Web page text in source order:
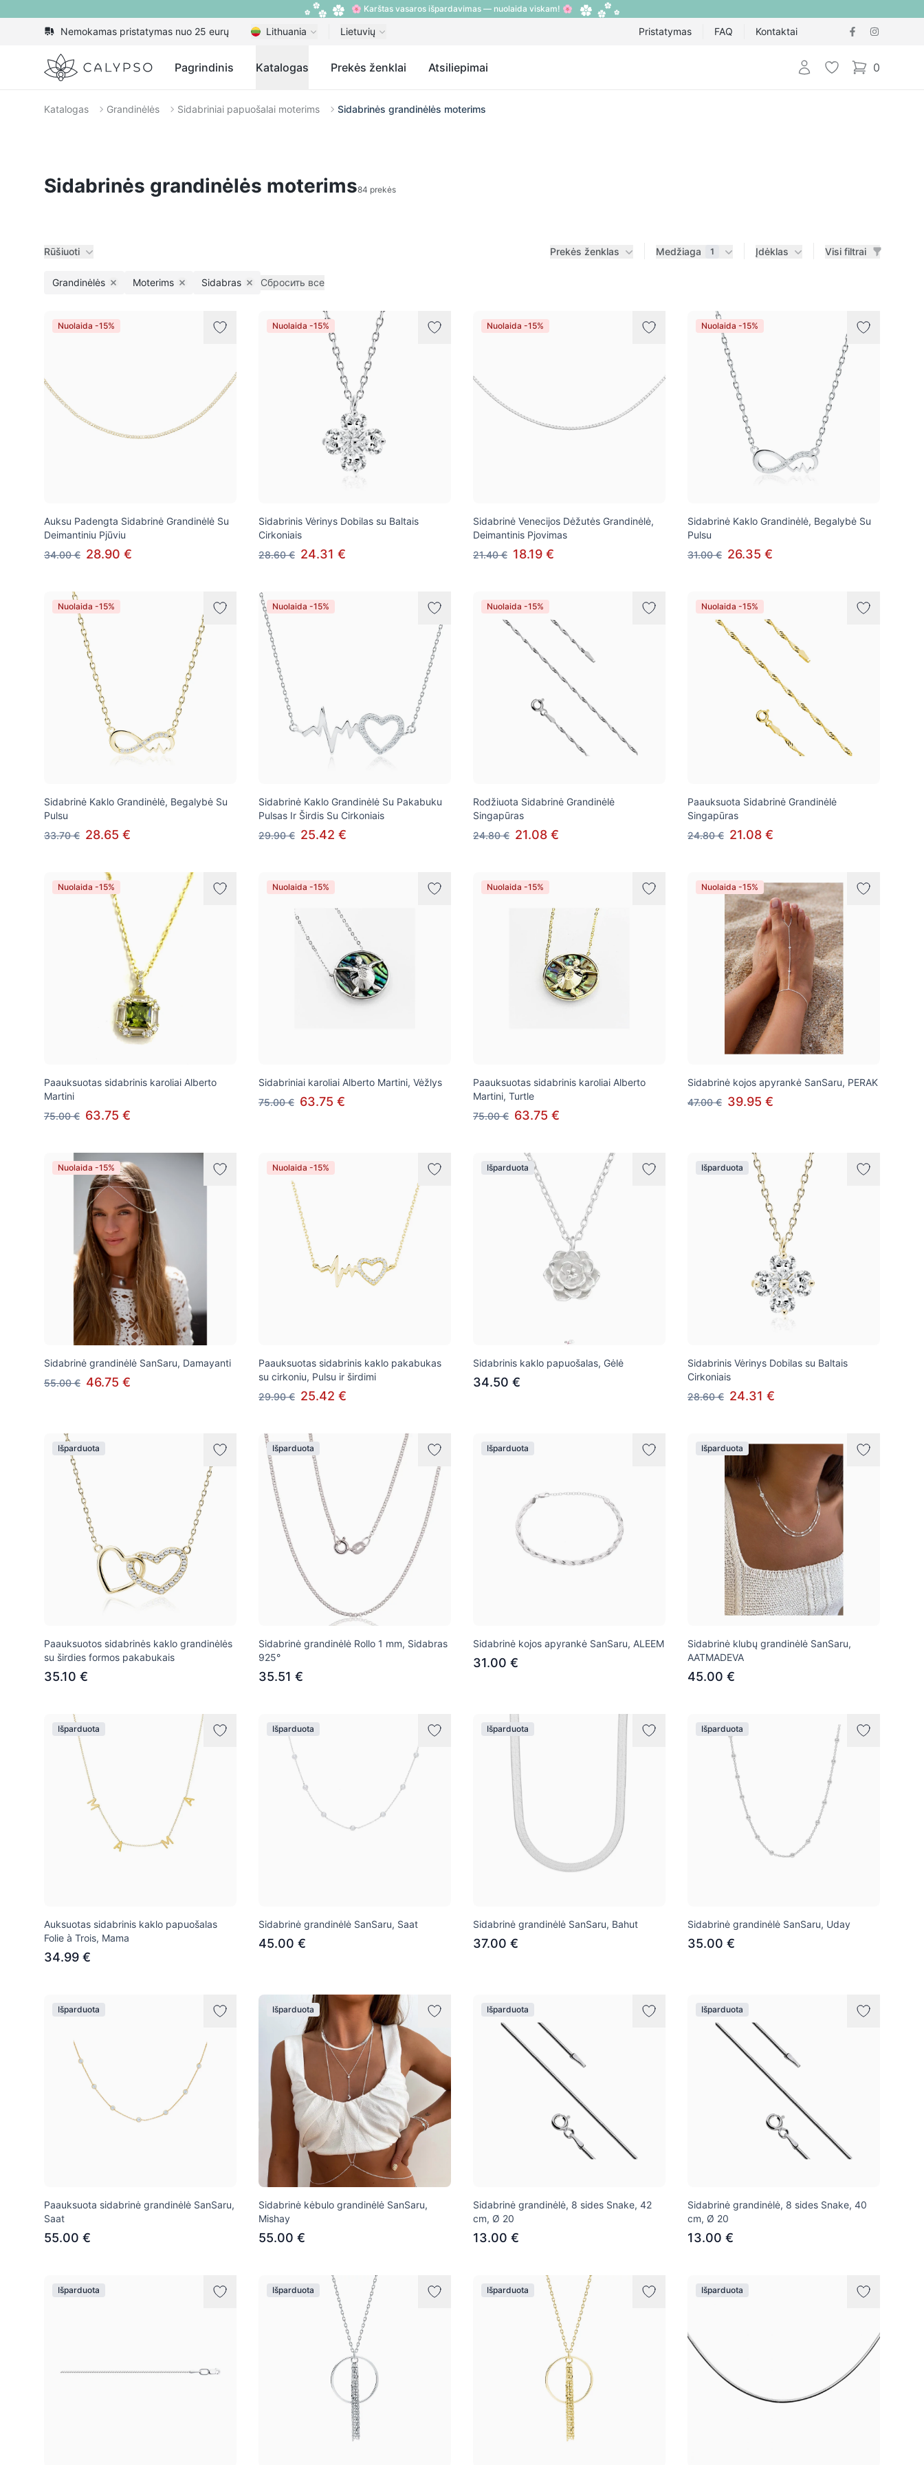
🌸 Karštas vasaros išpardavimas — nuolaida viskam! 🌸
Nemokamas pristatymas nuo 25 eurų Lithuania Lietuvių Pristatymas FAQ Kontaktai
Calypso Pagrindinis Katalogas Prekės ženklai Atsiliepimai PrisijungtiPageidavimų
0
items in cart,
Katalogas Grandinėlės Sidabriniai papuošalai moterims Sidabrinės grandinėlės moterims
Sidabrinės grandinėlės moterims84 prekės
Rūšiuoti Prekės ženklas Medžiaga 1 Įdėklas Visi filtrai
Grandinėlės Remove filter
Moterims Remove filter
Sidabras Remove filter
Сбросить все
Prekės
Nuolaida -15%
Auksu Padengta Sidabrinė Grandinėlė Su
Deimantiniu Pjūviu
34.00 € 28.90 €
Nuolaida -15%
Sidabrinis Vėrinys Dobilas su Baltais
Cirkoniais
28.60 € 24.31 €
Nuolaida -15%
Sidabrinė Venecijos Dėžutės Grandinėlė,
Deimantinis Pjovimas
21.40 € 18.19 €
Nuolaida -15%
Sidabrinė Kaklo Grandinėlė, Begalybė Su
Pulsu
31.00 € 26.35 €
Nuolaida -15%
Sidabrinė Kaklo Grandinėlė, Begalybė Su
Pulsu
33.70 € 28.65 €
Nuolaida -15%
Sidabrinė Kaklo Grandinėlė Su Pakabuku
Pulsas Ir Širdis Su Cirkoniais
29.90 € 25.42 €
Nuolaida -15%
Rodžiuota Sidabrinė Grandinėlė
Singapūras
24.80 € 21.08 €
Nuolaida -15%
Paauksuota Sidabrinė Grandinėlė
Singapūras
24.80 € 21.08 €
Nuolaida -15%
Paauksuotas sidabrinis karoliai Alberto
Martini
75.00 € 63.75 €
Nuolaida -15%
Sidabriniai karoliai Alberto Martini, Vėžlys
75.00 € 63.75 €
Nuolaida -15%
Paauksuotas sidabrinis karoliai Alberto
Martini, Turtle
75.00 € 63.75 €
Nuolaida -15%
Sidabrinė kojos apyrankė SanSaru, PERAK
47.00 € 39.95 €
Nuolaida -15%
Sidabrinė grandinėlė SanSaru, Damayanti
55.00 € 46.75 €
Nuolaida -15%
Paauksuotas sidabrinis kaklo pakabukas
su cirkoniu, Pulsu ir širdimi
29.90 € 25.42 €
Išparduota
Sidabrinis kaklo papuošalas, Gėlė
34.50 €
Išparduota
Sidabrinis Vėrinys Dobilas su Baltais
Cirkoniais
28.60 € 24.31 €
Išparduota
Paauksuotos sidabrinės kaklo grandinėlės
su širdies formos pakabukais
35.10 €
Išparduota
Sidabrinė grandinėlė Rollo 1 mm, Sidabras
925°
35.51 €
Išparduota
Sidabrinė kojos apyrankė SanSaru, ALEEM
31.00 €
Išparduota
Sidabrinė klubų grandinėlė SanSaru,
AATMADEVA
45.00 €
Išparduota
Auksuotas sidabrinis kaklo papuošalas
Folie à Trois, Mama
34.99 €
Išparduota
Sidabrinė grandinėlė SanSaru, Saat
45.00 €
Išparduota
Sidabrinė grandinėlė SanSaru, Bahut
37.00 €
Išparduota
Sidabrinė grandinėlė SanSaru, Uday
35.00 €
Išparduota
Paauksuota sidabrinė grandinėlė SanSaru,
Saat
55.00 €
Išparduota
Sidabrinė kėbulo grandinėlė SanSaru,
Mishay
55.00 €
Išparduota
Sidabrinė grandinėlė, 8 sides Snake, 42
cm, Ø 20
13.00 €
Išparduota
Sidabrinė grandinėlė, 8 sides Snake, 40
cm, Ø 20
13.00 €
Išparduota Išparduota Išparduota Išparduota